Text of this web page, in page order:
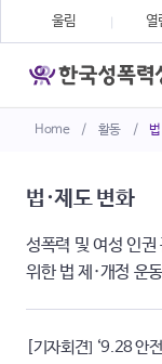
Home / 활동 /
울림 열
법·제도 변화
성폭력 및 여성 인권
위한 법 제·개정 운
[기자회견] ‘9.28 안